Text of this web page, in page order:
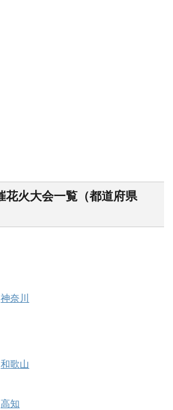
花火大会一覧（都道府県
神奈川
和歌山
高知